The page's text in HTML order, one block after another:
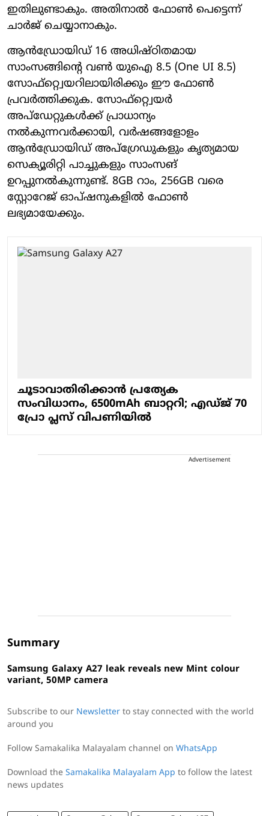
ഇതിലുണ്ടാകും. അതിനാല്‍ ഫോണ്‍ പെട്ടെന്ന്
ചാര്‍ജ് ചെയ്യാനാകും.
ആന്‍ഡ്രോയിഡ് 16 അധിഷ്ഠിതമായ
സാംസങ്ങിന്റെ വണ്‍ യുഐ 8.5 (One UI 8.5)
സോഫ്റ്റ്വെയറിലായിരിക്കും ഈ ഫോണ്‍
പ്രവര്‍ത്തിക്കുക. സോഫ്റ്റ്വെയര്‍
അപ്ഡേറ്റുകള്‍ക്ക് പ്രാധാന്യം
നല്‍കുന്നവര്‍ക്കായി, വര്‍ഷങ്ങളോളം
ആന്‍ഡ്രോയിഡ് അപ്ഗ്രേഡുകളും കൃത്യമായ
സെക്യൂരിറ്റി പാച്ചുകളും സാംസങ്
ഉറപ്പുനല്‍കുന്നുണ്ട്. 8GB റാം, 256GB വരെ
സ്റ്റോറേജ് ഓപ്ഷനുകളില്‍ ഫോണ്‍
ലഭ്യമായേക്കും.
ചൂടാവാതിരിക്കാന്‍ പ്രത്യേക
സംവിധാനം, 6500mAh ബാറ്ററി; എഡ്ജ് 70
പ്രോ പ്ലസ് വിപണിയില്‍
Advertisement
Summary
Samsung Galaxy A27 leak reveals new Mint colour
variant, 50MP camera
Subscribe to our Newsletter to stay connected with the world
around you
Follow Samakalika Malayalam channel on WhatsApp
Download the Samakalika Malayalam App to follow the latest
news updates